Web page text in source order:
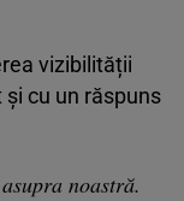
vizibilității
cu un răspuns
noastră.